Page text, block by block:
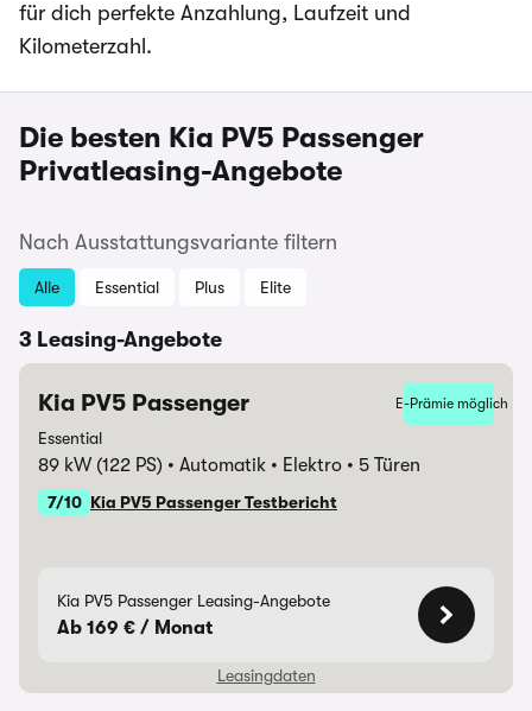
für dich perfekte Anzahlung, Laufzeit und
Kilometerzahl.
Die besten Kia PV5 Passenger
Privatleasing-Angebote
Nach Ausstattungsvariante filtern
Alle Essential Plus Elite
3 Leasing-Angebote
Kia PV5 Passenger E-Prämie möglich
Essential
89 kW (122 PS) Automatik Elektro 5 Türen
7/10 Kia PV5 Passenger Testbericht
Kia PV5 Passenger Leasing-Angebote
Ab 169 € / Monat
Leasingdaten